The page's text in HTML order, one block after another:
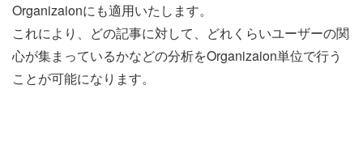
Organizaionにも適用いたします。
これにより、どの記事に対して、どれくらいユーザーの関
心が集まっているかなどの分析をOrganizaion単位で行う
ことが可能になります。